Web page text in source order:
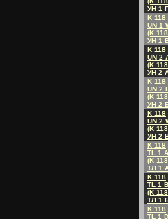
УH 1
K 118
UN 1
(K 118
УH 1
K 118
UN 2
(K 118
УH 2
K 118
UN 2
(K 118
УH 2
K 118
UN 2
(K 118
УH 2
K 118
TL 1 A
(K 118
TЛ 1
K 118
TL 1 B
(K 118
TЛ 1
K 118
TL 1 D